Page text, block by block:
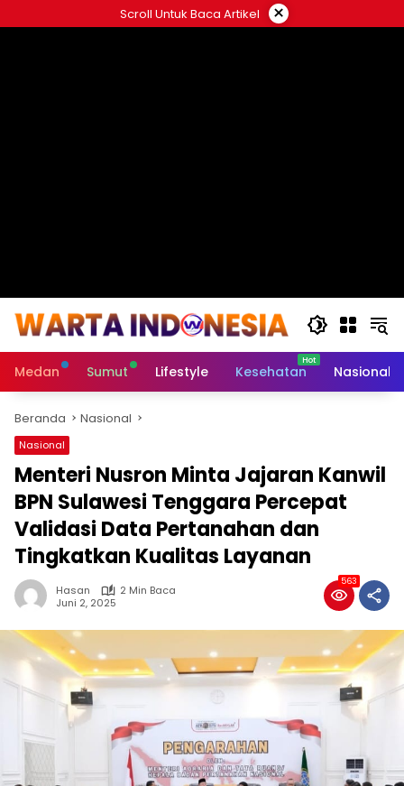
ke
Scroll Untuk Baca Artikel ×
Medan Sumut Lifestyle Kesehatan Nasional
Beranda Nasional
Nasional
Menteri Nusron Minta Jajaran Kanwil
BPN Sulawesi Tenggara Percepat
Validasi Data Pertanahan dan
Tingkatkan Kualitas Layanan
Hasan
2 Min Baca
Juni 2, 2025
563